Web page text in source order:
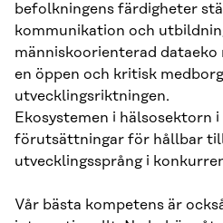
befolkningens färdigheter
kommunikation och
människoorienterad
en öppen och kritisk
utvecklingsriktningen.
Ekosystemen i hälsosektorn
förutsättningar för hållbar
utvecklingssprång i
Vår bästa kompetens är